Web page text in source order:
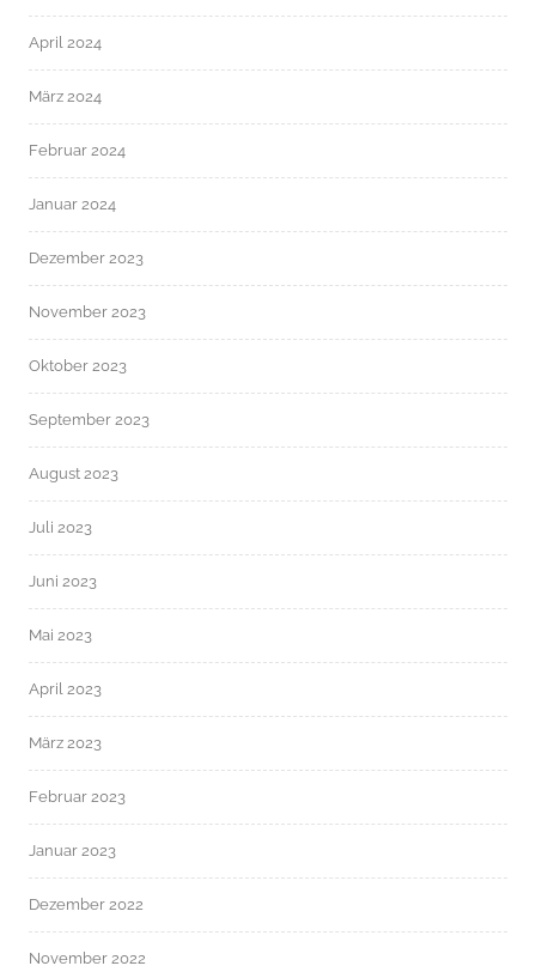
April 2024
März 2024
Februar 2024
Januar 2024
Dezember 2023
November 2023
Oktober 2023
September 2023
August 2023
Juli 2023
Juni 2023
Mai 2023
April 2023
März 2023
Februar 2023
Januar 2023
Dezember 2022
November 2022